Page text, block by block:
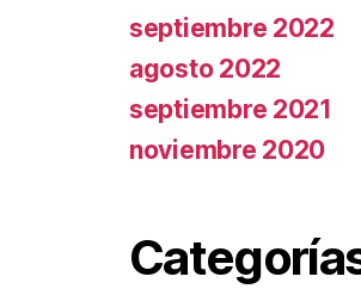
septiembre 2022
agosto 2022
septiembre 2021
noviembre 2020